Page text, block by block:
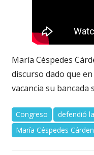
María Céspedes
discurso dado que
vacancia su
Congreso
defendió
María Céspedes